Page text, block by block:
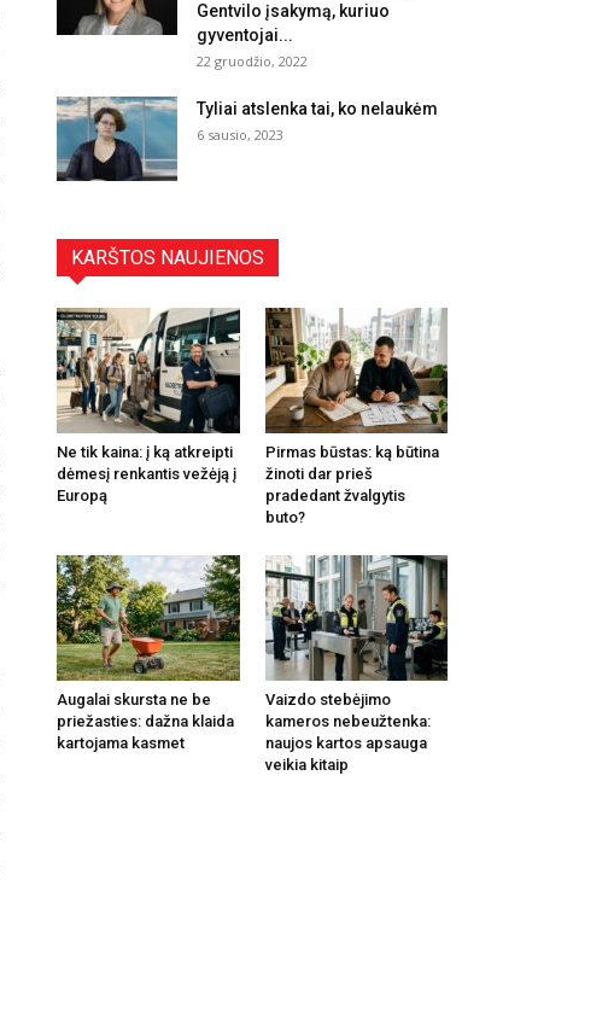
Gentvilo įsakymą, kuriuo
gyventojai...
22 gruodžio, 2022
Tyliai atslenka tai, ko nelaukėm
6 sausio, 2023
KARŠTOS NAUJIENOS
Ne tik kaina: į ką atkreipti
dėmesį renkantis vežėją į
Europą
Pirmas būstas: ką būtina
žinoti dar prieš
pradedant žvalgytis
buto?
Augalai skursta ne be
priežasties: dažna klaida
kartojama kasmet
Vaizdo stebėjimo
kameros nebeužtenka:
naujos kartos apsauga
veikia kitaip